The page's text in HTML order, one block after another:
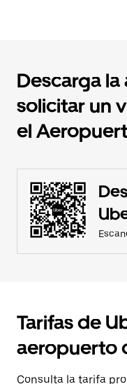
Descarga
solicitar un
el
Tarifas de
aeropuerto
Consulta la tarifa